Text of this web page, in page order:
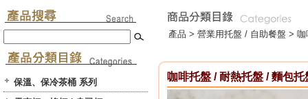
保溫、保冷茶桶 系列
產品 > 營業用托盤 / 自助餐盤 > 咖
咖啡托盤 / 耐熱托盤 / 麵包托